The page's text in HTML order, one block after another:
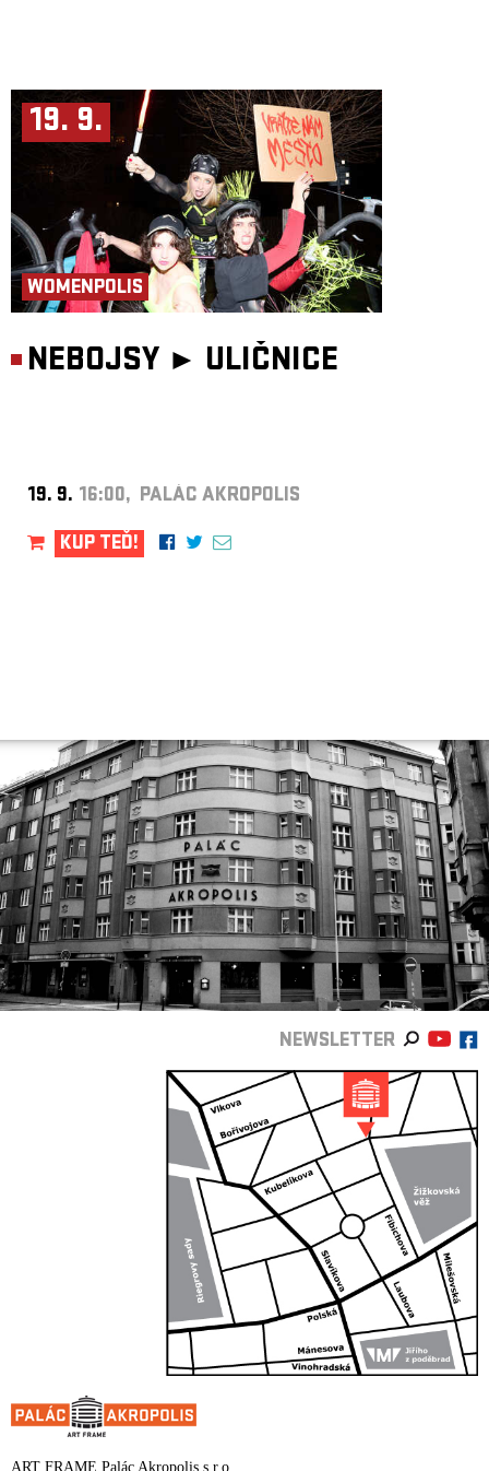
19. 9.
WOMENPOLIS
NEBOJSY ► ULIČNICE
19. 9. 16:00, PALÁC AKROPOLIS
KUP TEĎ!
NEWSLETTER
ART FRAME Palác Akropolis s.r.o.